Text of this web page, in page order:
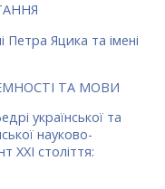
Петра Яцика та імені
ТА МОВИ
української та
науково-
ХХІ століття: